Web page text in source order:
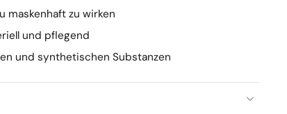
maskenhaft zu wirken
und pflegend
und synthetischen Substanzen